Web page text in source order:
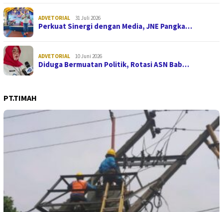
ADVETORIAL 31 Juli 2026
Perkuat Sinergi dengan Media, JNE Pangka…
ADVETORIAL 10 Juni 2026
Diduga Bermuatan Politik, Rotasi ASN Bab…
PT.TIMAH